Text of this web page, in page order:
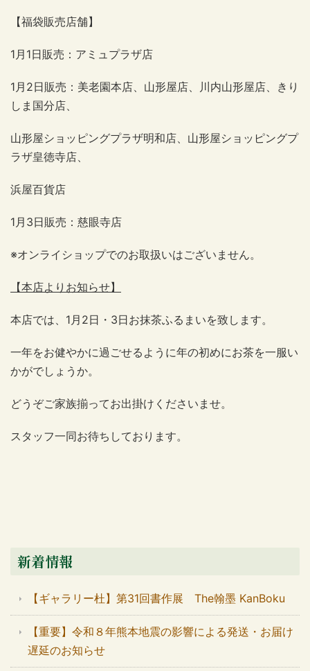
【福袋販売店舗】
1月1日販売：アミュプラザ店
1月2日販売：美老園本店、山形屋店、川内山形屋店、きり
しま国分店、
山形屋ショッピングプラザ明和店、山形屋ショッピングプ
ラザ皇徳寺店、
浜屋百貨店
1月3日販売：慈眼寺店
※オンライショップでのお取扱いはございません。
【本店よりお知らせ】
本店では、1月2日・3日お抹茶ふるまいを致します。
一年をお健やかに過ごせるように年の初めにお茶を一服い
かがでしょうか。
どうぞご家族揃ってお出掛けくださいませ。
スタッフ一同お待ちしております。
新着情報
【ギャラリー杜】第31回書作展 The翰墨 KanBoku
【重要】令和８年熊本地震の影響による発送・お届け
遅延のお知らせ